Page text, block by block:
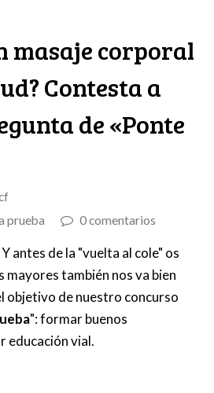
masaje corporal
Contesta a
de «Ponte
prueba 0 comentarios
antes de la "vuelta al cole" os
mayores también nos va bien
objetivo de nuestro concurso
": formar buenos
educación vial.